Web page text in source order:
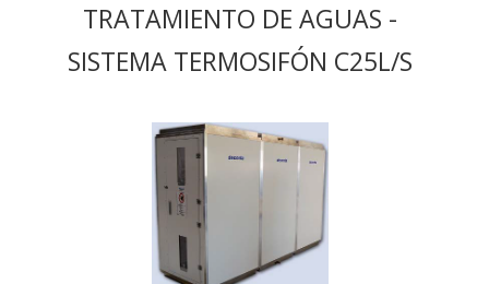
TRATAMIENTO DE AGUAS -
SISTEMA TERMOSIFÓN C25L/S